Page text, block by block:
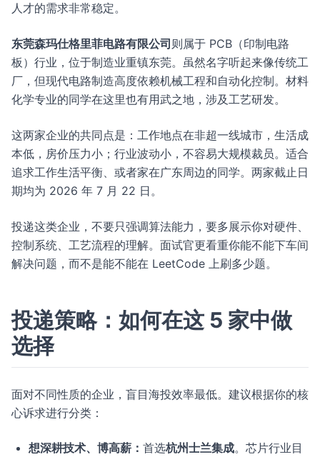
人才的需求非常稳定。
东莞森玛仕格里菲电路有限公司 则属于 PCB（印制电路
板）行业，位于制造业重镇东莞。虽然名字听起来像传统工
厂，但现代电路制造高度依赖机械工程和自动化控制。材料
化学专业的同学在这里也有用武之地，涉及工艺研发。
这两家企业的共同点是：工作地点在非超一线城市，生活成
本低，房价压力小；行业波动小，不容易大规模裁员。适合
追求工作生活平衡、或者家在广东周边的同学。两家截止日
期均为 2026 年 7 月 22 日。
投递这类企业，不要只强调算法能力，要多展示你对硬件、
控制系统、工艺流程的理解。面试官更看重你能不能下车间
解决问题，而不是能不能在 LeetCode 上刷多少题。
投递策略：如何在这 5 家中做
选择
面对不同性质的企业，盲目海投效率最低。建议根据你的核
心诉求进行分类：
想深耕技术、博高薪： 首选杭州士兰集成。芯片行业目